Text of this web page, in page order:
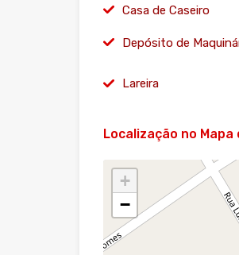
Casa de Caseiro
Depósito de
Lareira
Localização no Mapa
+
−